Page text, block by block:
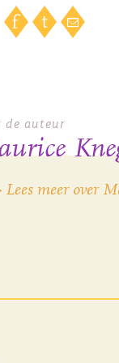
de auteur
Lees meer over